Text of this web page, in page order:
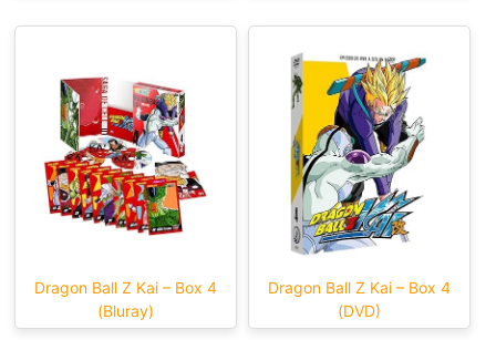
Dragon Ball Z Kai – Box 4
(Bluray)
Dragon Ball Z Kai – Box 4
(DVD)